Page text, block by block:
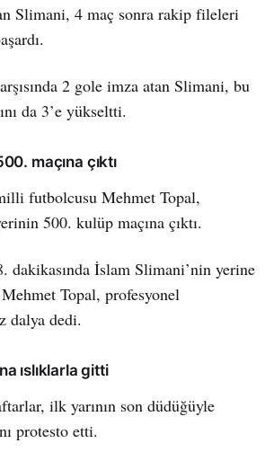
Slimani, 4 maç sonra rakip fileleri
2 gole imza atan Slimani, bu
da 3’e yükseltti.
maçına çıktı
futbolcusu Mehmet Topal,
500. kulüp maçına çıktı.
dakikasında İslam Slimani’nin yerine
Topal, profesyonel
dalya dedi.
ıslıklarla gitti
ilk yarının son düdüğüyle
protesto etti.